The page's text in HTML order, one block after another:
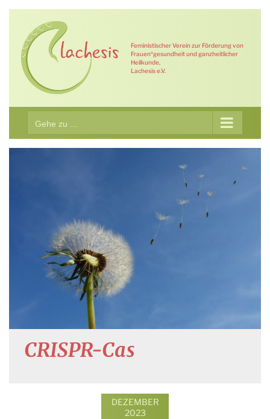
Zum
springen
Feministischer Verein zur Förderung von
Frauen*gesundheit und ganzheitlicher
Heilkunde,
Lachesis e.V.
Gehe zu ...
CRISPR-Cas
DEZEMBER
2023